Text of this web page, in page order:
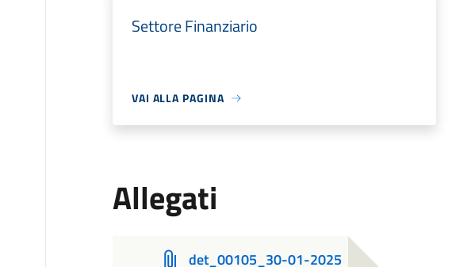
Settore Finanziario
VAI ALLA PAGINA
Allegati
det_00105_30-01-2025